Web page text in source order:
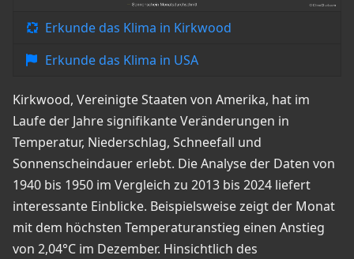
Erkunde das Klima in Kirkwood
Erkunde das Klima in USA
Kirkwood, Vereinigte Staaten von Amerika, hat im
Laufe der Jahre signifikante Veränderungen in
Temperatur, Niederschlag, Schneefall und
Sonnenscheindauer erlebt. Die Analyse der Daten von
1940 bis 1950 im Vergleich zu 2013 bis 2024 liefert
interessante Einblicke. Beispielsweise zeigt der Monat
mit dem höchsten Temperaturanstieg einen Anstieg
von 2,04°C im Dezember. Hinsichtlich des